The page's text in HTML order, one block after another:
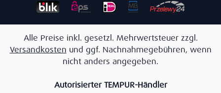
Alle Preise inkl. gesetzl. Mehrwertsteuer zzgl.
Versandkosten und ggf. Nachnahmegebühren, wenn
nicht anders angegeben.
Autorisierter TEMPUR-Händler